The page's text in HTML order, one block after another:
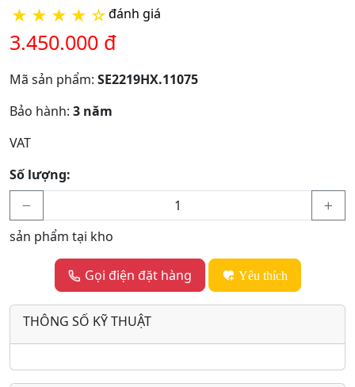
★ ★ ★ ★ ☆đánh giá
3.450.000 đ
Mã sản phẩm: SE2219HX.11075
Bảo hành: 3 năm
VAT
Số lượng:
sản phẩm tại kho
Gọi điện đặt hàng Yêu thích
THÔNG SỐ KỸ THUẬT